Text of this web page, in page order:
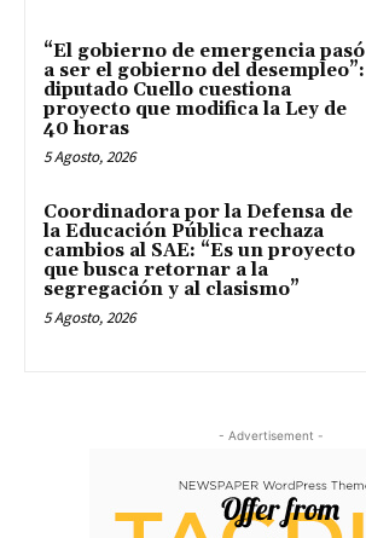
“El gobierno de emergencia pasó
a ser el gobierno del desempleo”:
diputado Cuello cuestiona
proyecto que modifica la Ley de
40 horas
5 Agosto, 2026
Coordinadora por la Defensa de
la Educación Pública rechaza
cambios al SAE: “Es un proyecto
que busca retornar a la
segregación y al clasismo”
5 Agosto, 2026
- Advertisement -